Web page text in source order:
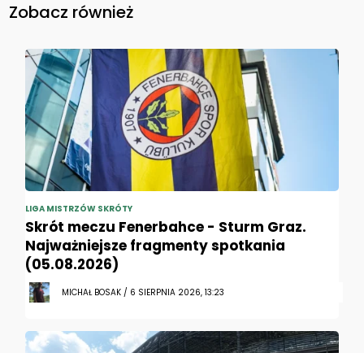
Zobacz również
LIGA MISTRZÓW SKRÓTY
Skrót meczu Fenerbahce - Sturm Graz.
Najważniejsze fragmenty spotkania
(05.08.2026)
MICHAŁ BOSAK / 6 SIERPNIA 2026, 13:23